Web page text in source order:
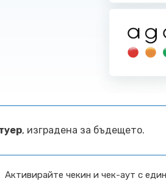
, изградена за бъдещето.
Активирайте чекин и чек-аут с